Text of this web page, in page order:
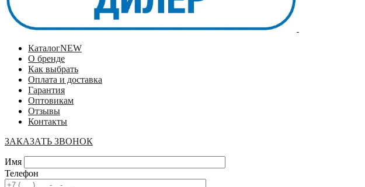
КаталогNEW
О бренде
Как выбрать
Оплата и доставка
Гарантия
Оптовикам
Отзывы
Контакты
ЗАКАЗАТЬ ЗВОНОК
Имя
Телефон